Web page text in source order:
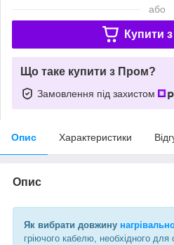
або
Купити з
Що таке купити з Пром?
Замовлення під захистом
Опис Характеристики
Опис
Як вибрати довжину
гріючого кабелю, необхідного для